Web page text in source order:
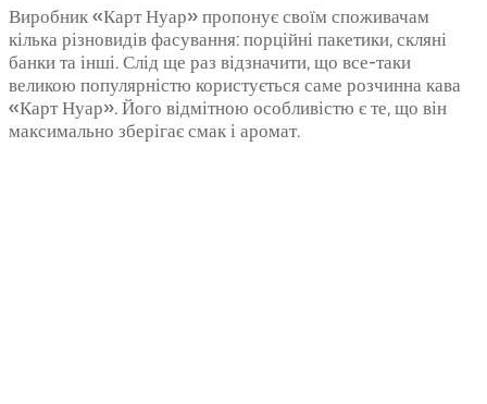
Виробник «Карт Нуар» пропонує своїм споживачам
кілька різновидів фасування: порційні пакетики, скляні
банки та інші. Слід ще раз відзначити, що все-таки
великою популярністю користується саме розчинна кава
«Карт Нуар». Його відмітною особливістю є те, що він
максимально зберігає смак і аромат.